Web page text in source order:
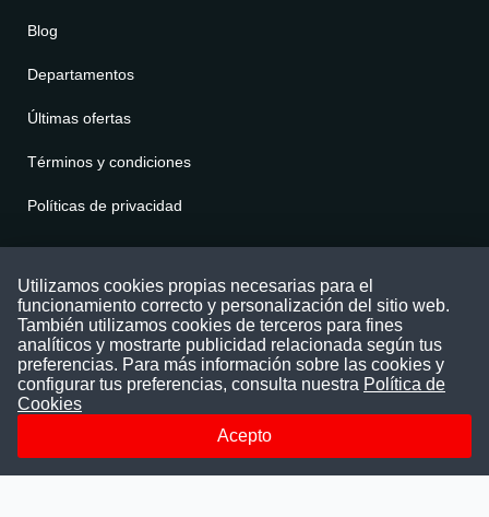
Blog
Departamentos
Últimas ofertas
Términos y condiciones
Políticas de privacidad
Puede comunicarse con nosotros a través
nuestras redes sociales o del correo:
contacto@convocatoriasdetrabajo.com
Siguenos en:
Utilizamos cookies propias necesarias para el
funcionamiento correcto y personalización del sitio web.
También utilizamos cookies de terceros para fines
analíticos y mostrarte publicidad relacionada según tus
preferencias. Para más información sobre las cookies y
configurar tus preferencias, consulta nuestra Política de
Cookies
Acepto